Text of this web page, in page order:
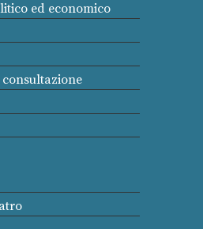
ed economico